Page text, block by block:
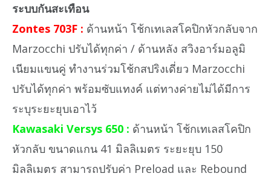
ระบบกันสะเทือน
Zontes 703F : ด้านหน้า โช้กเทเลสโคปิกหัวกลับจาก
Marzocchi ปรับได้ทุกค่า / ด้านหลัง สวิงอาร์มอลูมิ
เนียมแขนคู่ ทำงานร่วมโช้กสปริงเดี่ยว Marzocchi
ปรับได้ทุกค่า พร้อมซับแทงค์ แต่ทางค่ายไม่ได้มีการ
ระบุระยะยุบเอาไว้
Kawasaki Versys 650 : ด้านหน้า โช้กเทเลสโคปิก
หัวกลับ ขนาดแกน 41 มิลลิเมตร ระยะยุบ 150
มิลลิเมตร สามารถปรับค่า Preload และ Rebound